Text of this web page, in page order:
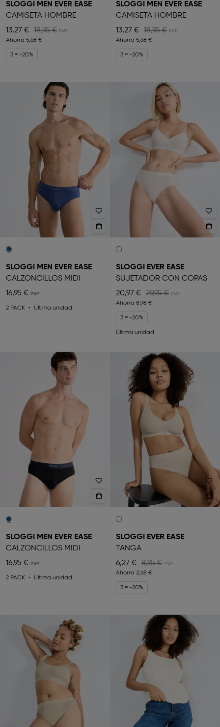
SLOGGI MEN EVER EASE
CAMISETA HOMBRE
13,27 €
18,95 €
Ahorra 5,68 €
3 = -20%
SLOGGI MEN EVER EASE
CAMISETA HOMBRE
13,27 €
18,95 €
Ahorra 5,68 €
3 = -20%
SLOGGI MEN EVER EASE
CALZONCILLOS MIDI
16,95 €
2 PACK Última unidad
SLOGGI EVER EASE
SUJETADOR CON COPAS
20,97 €
29,95 €
Ahorra 8,98 €
3 = -20%
Última unidad
SLOGGI MEN EVER EASE
CALZONCILLOS MIDI
16,95 €
2 PACK Última unidad
SLOGGI EVER EASE
TANGA
6,27 €
8,95 €
Ahorra 2,68 €
3 = -20%